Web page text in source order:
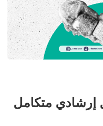
إرشادي متكامل